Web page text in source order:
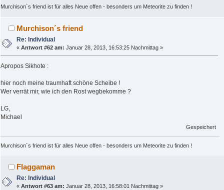
Murchison`s friend ist für alles Neue offen - besonders um Meteorite zu finden !
Murchison´s friend
Re: Individual
«Antwort #62 am: Januar 28, 2013, 16:53:25 Nachmittag »
Apropos Sikhote :
hier noch meine traumhaft schöne Scheibe !
Wer verrät mir, wie ich den Rost wegbekomme ?
LG,
Michael
Gespeichert
Murchison`s friend ist für alles Neue offen - besonders um Meteorite zu finden !
Flaggaman
Re: Individual
«Antwort #63 am: Januar 28, 2013, 16:58:01 Nachmittag »